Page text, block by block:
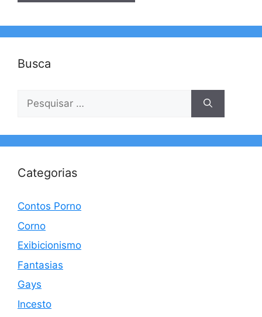
Busca
Pesquisar
Categorias
Contos Porno
Corno
Exibicionismo
Fantasias
Gays
Incesto